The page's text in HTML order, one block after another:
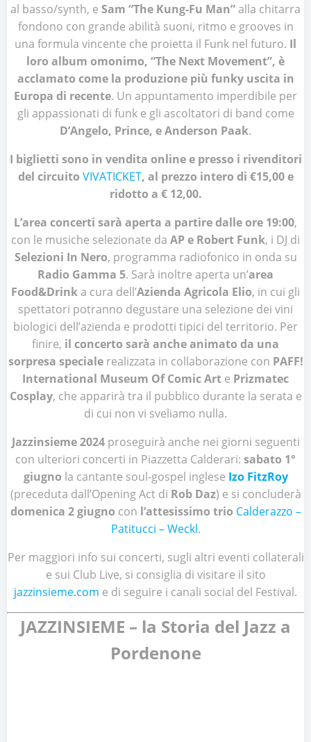
al basso/synth, e Sam “The Kung-Fu Man”alla chitarra
fondono con grande abilità suoni, ritmo e grooves in
una formula vincente che proietta il Funk nel futuro. Il
loro album omonimo, “The Next Movement”, è
acclamato come la produzione più funky uscita in
Europa di recente. Un appuntamento imperdibile per
gli appassionati di funk e gli ascoltatori di band come
D’Angelo, Prince, e Anderson Paak.
I biglietti sono in vendita online e presso i rivenditori
del circuito VIVATICKET, al prezzo intero di €15,00 e
ridotto a € 12,00.
L’area concerti sarà aperta a partire dalle ore 19:00,
con le musiche selezionate da AP e Robert Funk, i DJ di
Selezioni In Nero, programma radiofonico in onda su
Radio Gamma 5. Sarà inoltre aperta un’area
Food&Drinka cura dell’Azienda Agricola Elio, in cui gli
spettatori potranno degustare una selezione dei vini
biologici dell’azienda e prodotti tipici del territorio. Per
finire, il concerto sarà anche animato da una
sorpresa specialerealizzata in collaborazione con PAFF!
International Museum Of Comic Art e Prizmatec
Cosplay, che apparirà tra il pubblico durante la serata e
di cui non vi sveliamo nulla.
Jazzinsieme 2024proseguirà anche nei giorni seguenti
con ulteriori concerti in Piazzetta Calderari: sabato 1°
giugno la cantante soul-gospel inglese Izo FitzRoy
(preceduta dall’Opening Act di Rob Daz) e si concluderà
domenica 2 giugno con l’attesissimo trio Calderazzo –
Patitucci – Weckl.
Per maggiori info sui concerti, sugli altri eventi collaterali
e sui Club Live, si consiglia di visitare il sito
jazzinsieme.com e di seguire i canali social del Festival.
JAZZINSIEME – la Storia del Jazz a
Pordenone